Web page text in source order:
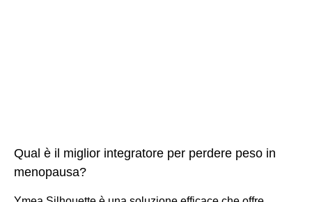
Qual è il miglior integratore per perdere peso in
menopausa?